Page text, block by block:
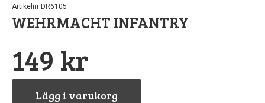
Artikelnr DR6105
WEHRMACHT INFANTRY
149 kr
Lägg i varukorg